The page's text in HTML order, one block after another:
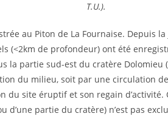
T.U.).
au Piton de La Fournaise. Depuis
(<2km de profondeur) ont été
la partie sud-est du cratère Dolomieu
du milieu, soit par une circulation
du site éruptif et son regain
d’une partie du cratère) n’est pas